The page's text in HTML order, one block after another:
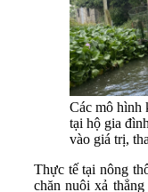
Các mô hình
tại hộ gia
vào giá trị,
Thực tế tại nông
chăn nuôi xả